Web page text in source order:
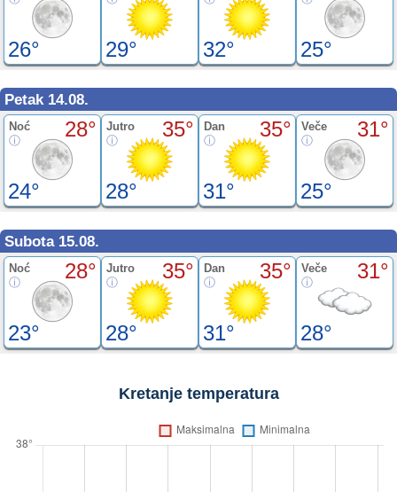
26° 29° 32° 25°
Petak 14.08.
Noć 28°
24°
Jutro 35°
28°
Dan 35°
31°
Veče 31°
25°
Subota 15.08.
Noć 28°
23°
Jutro 35°
28°
Dan 35°
31°
Veče 31°
28°
Kretanje temperatura